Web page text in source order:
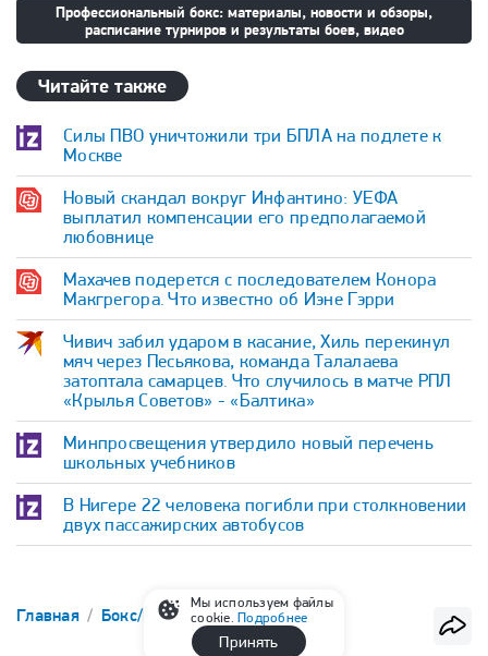
Профессиональный бокс: материалы, новости и обзоры,
расписание турниров и результаты боев, видео
Читайте также
Силы ПВО уничтожили три БПЛА на подлете к
Москве
Новый скандал вокруг Инфантино: УЕФА
выплатил компенсации его предполагаемой
любовнице
Махачев подерется с последователем Конора
Макгрегора. Что известно об Иэне Гэрри
Чивич забил ударом в касание, Хиль перекинул
мяч через Песьякова, команда Талалаева
затоптала самарцев. Что случилось в матче РПЛ
«Крылья Советов» - «Балтика»
Минпросвещения утвердило новый перечень
школьных учебников
В Нигере 22 человека погибли при столкновении
двух пассажирских автобусов
Главная Бокс/ММА ММА PFL
Мы используем файлы
cookie.Подробнее
Принять